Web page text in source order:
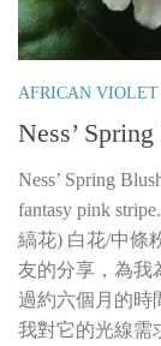
AFRICAN VIOLET
Ness’
Ness’ Spring
fantasy pink
縞花) 白花/中條
友的分享，為我
過約六個月的時
我對它的光線需